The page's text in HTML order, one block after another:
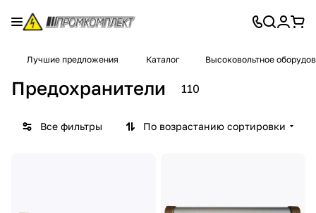
Лучшие предложения Каталог Высоковольтное
Предохранители 110
Все фильтры По возрастанию сортировки